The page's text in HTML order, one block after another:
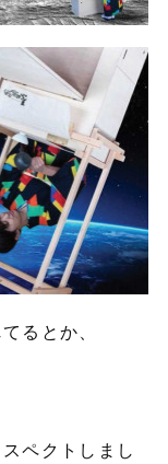
るとか、
ペクトしまし